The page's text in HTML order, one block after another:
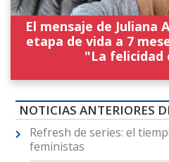
El mensaje de Juliana
etapa de vida a 7
"La felicidad
NOTICIAS ANTERIORES
Refresh de series: el
feministas